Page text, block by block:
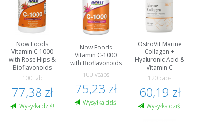
Now Foods
Vitamin C-1000
with Rose Hips &
Bioflavonoids
100 tab
77,38 zł
Wysyłka dziś!
Now Foods
Vitamin C-1000
with Bioflavonoids
100 vcaps
75,23 zł
Wysyłka dziś!
OstroVit Marine
Collagen +
Hyaluronic Acid &
Vitamin C
120 caps
60,19 zł
Wysyłka dziś!